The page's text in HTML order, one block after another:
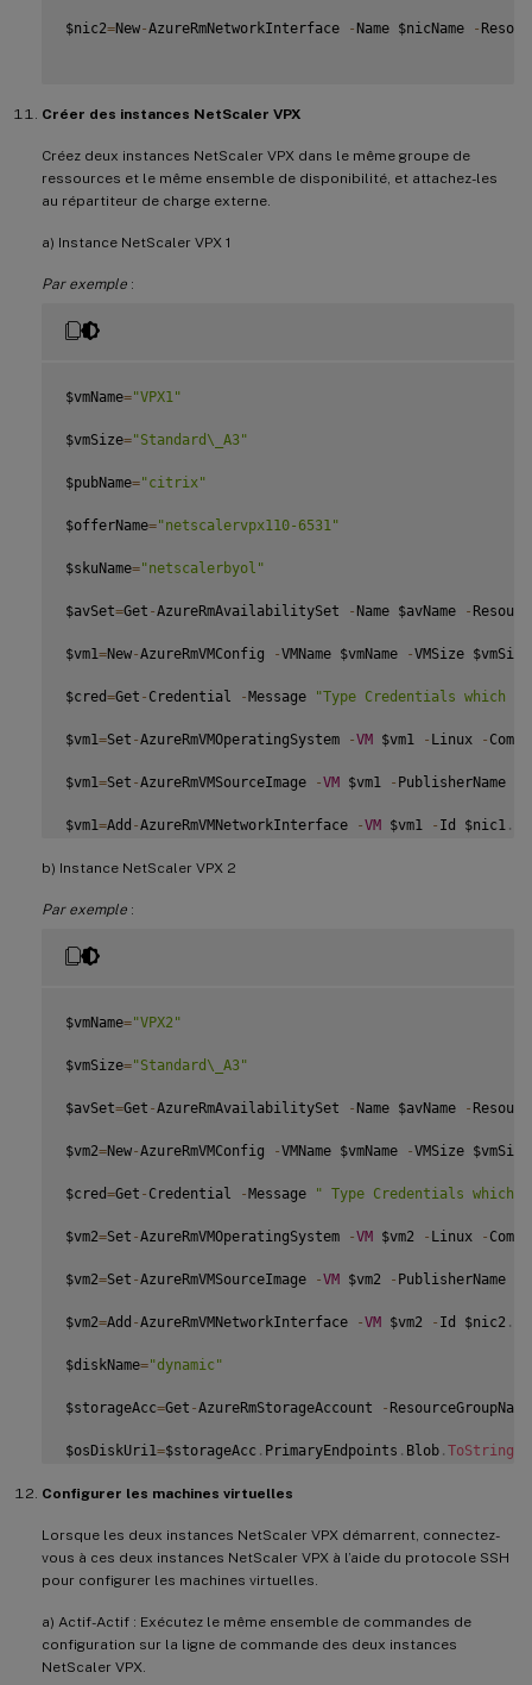
$nic2=New-AzureRmNetworkInterface - Name $nicName -
Créer des instances NetScaler VPX
Créez deux instances NetScaler VPX dans le même groupe de
ressources et le même ensemble de disponibilité, et attachez-les
au répartiteur de charge externe.
a) Instance NetScaler VPX 1
Par exemple :
$vmName="VPX1"
$vmSize="Standard\_A3"
$pubName="citrix"
$offerName="netscalervpx110-6531"
$skuName="netscalerbyol"
$avSet=Get -AzureRmAvailabilitySet - Name $avName -
$vm1=New-AzureRmVMConfig -VMName $vmName -VMSize
$cred=Get - Credential -Message "Type Credentials which
$vm1=Set -AzureRmVMOperatingSystem -VM $vm1 - Linux -
$vm1=Set -AzureRmVMSourceImage -VM $vm1 - PublisherName
$vm1=Add -AzureRmVMNetworkInterface -VM $vm1 - Id $nic1 .
$diskName="dynamic"
$storageAcc
$osDiskUri1
b) Instance NetScaler VPX 2
Par exemple :
$vmName="VPX2"
$vmSize="Standard\_A3"
$avSet=Get -AzureRmAvailabilitySet - Name $avName -
$vm2=New-AzureRmVMConfig -VMName $vmName -VMSize
$cred=Get - Credential -Message " Type Credentials
$vm2=Set -AzureRmVMOperatingSystem -VM $vm2 - Linux -
$vm2=Set -AzureRmVMSourceImage -VM $vm2 - PublisherName
$vm2=Add -AzureRmVMNetworkInterface -VM $vm2 - Id $nic2 .
$diskName="dynamic"
$storageAcc=Get -AzureRmStorageAccount -
$osDiskUri1=$storageAcc . PrimaryEndpoints . Blob . ToString
$vm2=Set-AzureRmVMOSDisk -VM
Set-AzureRmVMPlan -VM $vm2 -Publisher $pubName -Product
New-AzureRmVM -ResourceGroupName $rgName
Configurer les machines virtuelles
Lorsque les deux instances NetScaler VPX démarrent, connectez-
vous à ces deux instances NetScaler VPX à l’aide du protocole SSH
pour configurer les machines virtuelles.
a) Actif-Actif : Exécutez le même ensemble de commandes de
configuration sur la ligne de commande des deux instances
NetScaler VPX.